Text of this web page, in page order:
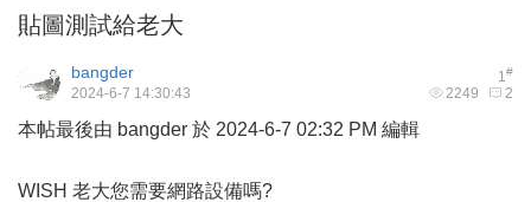
貼圖測試給老大
1#
bangder
2249 2
2024-6-7 14:30:43
本帖最後由 bangder 於 2024-6-7 02:32 PM 編輯
WISH 老大您需要網路設備嗎?